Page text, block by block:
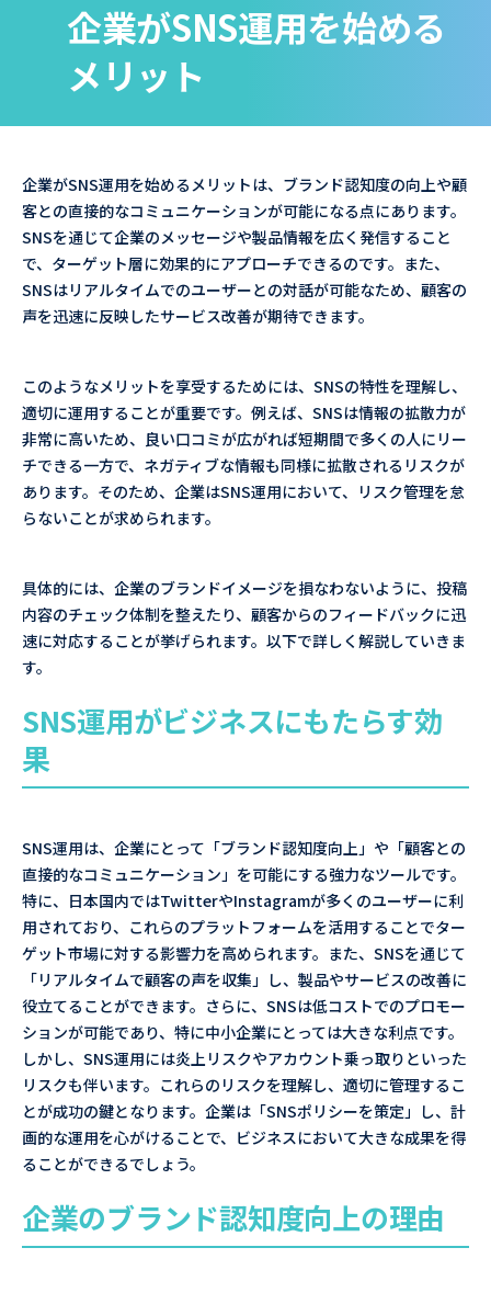
企業がSNS運用を始める
メリット
企業がSNS運用を始めるメリットは、ブランド認知度の向上や顧
客との直接的なコミュニケーションが可能になる点にあります。
SNSを通じて企業のメッセージや製品情報を広く発信すること
で、ターゲット層に効果的にアプローチできるのです。また、
SNSはリアルタイムでのユーザーとの対話が可能なため、顧客の
声を迅速に反映したサービス改善が期待できます。
このようなメリットを享受するためには、SNSの特性を理解し、
適切に運用することが重要です。例えば、SNSは情報の拡散力が
非常に高いため、良い口コミが広がれば短期間で多くの人にリー
チできる一方で、ネガティブな情報も同様に拡散されるリスクが
あります。そのため、企業はSNS運用において、リスク管理を怠
らないことが求められます。
具体的には、企業のブランドイメージを損なわないように、投稿
内容のチェック体制を整えたり、顧客からのフィードバックに迅
速に対応することが挙げられます。以下で詳しく解説していきま
す。
SNS運用がビジネスにもたらす効
果
SNS運用は、企業にとって「ブランド認知度向上」や「顧客との
直接的なコミュニケーション」を可能にする強力なツールです。
特に、日本国内ではTwitterやInstagramが多くのユーザーに利
用されており、これらのプラットフォームを活用することでター
ゲット市場に対する影響力を高められます。また、SNSを通じて
「リアルタイムで顧客の声を収集」し、製品やサービスの改善に
役立てることができます。さらに、SNSは低コストでのプロモー
ションが可能であり、特に中小企業にとっては大きな利点です。
しかし、SNS運用には炎上リスクやアカウント乗っ取りといった
リスクも伴います。これらのリスクを理解し、適切に管理するこ
とが成功の鍵となります。企業は「SNSポリシーを策定」し、計
画的な運用を心がけることで、ビジネスにおいて大きな成果を得
ることができるでしょう。
企業のブランド認知度向上の理由